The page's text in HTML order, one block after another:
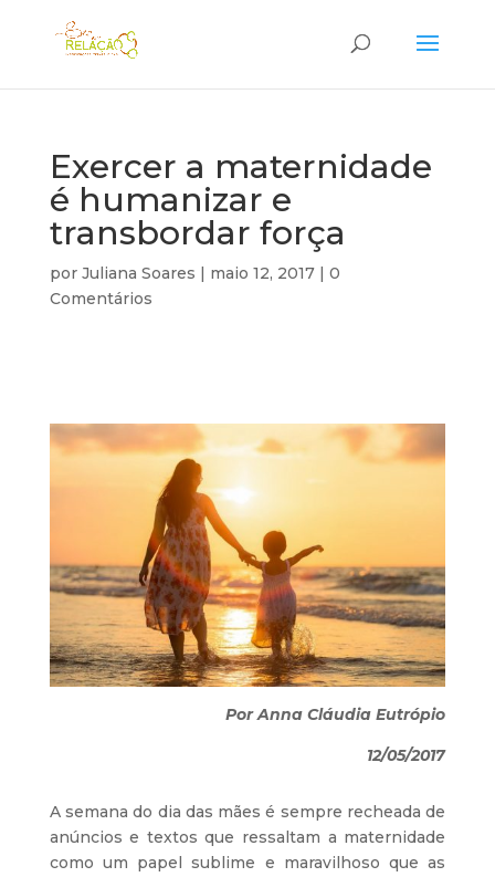
Exercer a maternidade
é humanizar e
transbordar força
por Juliana Soares | maio 12, 2017| 0
Comentários
Por Anna Cláudia Eutrópio
12/05/2017
A semana do dia das mães é sempre recheada de
anúncios e textos que ressaltam a maternidade
como um papel sublime e maravilhoso que as